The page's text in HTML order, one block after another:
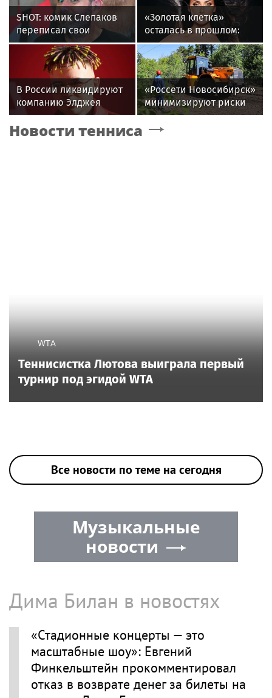
SHOT: комик Слепаков
переписал свои
квартиры в РФ на
родителей после
переезда
«Золотая клетка»
осталась в прошлом:
как Алсу изменила
жизнь после развода
В России ликвидируют
компанию Элджея
«Россети Новосибирск»
минимизируют риски
повреждений ЛЭП за
счет масштабной
Новости тенниса
WTA
Теннисистка Лютова выиграла первый
турнир под эгидой WTA
Все новости по теме на сегодня